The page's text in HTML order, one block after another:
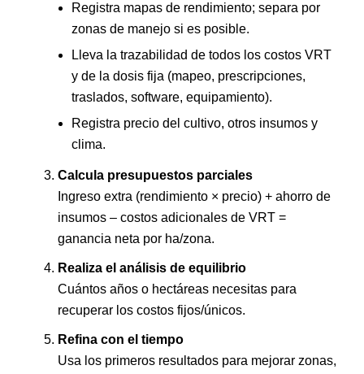
Registra mapas de rendimiento; separa por
zonas de manejo si es posible.
Lleva la trazabilidad de todos los costos VRT
y de la dosis fija (mapeo, prescripciones,
traslados, software, equipamiento).
Registra precio del cultivo, otros insumos y
clima.
Calcula presupuestos parciales
Ingreso extra (rendimiento × precio) + ahorro de
insumos – costos adicionales de VRT =
ganancia neta por ha/zona.
Realiza el análisis de equilibrio
Cuántos años o hectáreas necesitas para
recuperar los costos fijos/únicos.
Refina con el tiempo
Usa los primeros resultados para mejorar zonas,